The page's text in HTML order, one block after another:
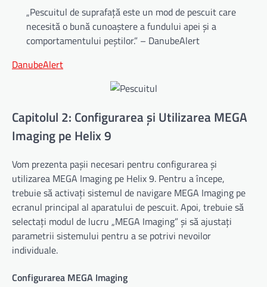
„Pescuitul de suprafață este un mod de pescuit care
necesită o bună cunoaștere a fundului apei și a
comportamentului peștilor.” – DanubeAlert
DanubeAlert
Capitolul 2: Configurarea și Utilizarea MEGA
Imaging pe Helix 9
Vom prezenta pașii necesari pentru configurarea și
utilizarea MEGA Imaging pe Helix 9. Pentru a începe,
trebuie să activați sistemul de navigare MEGA Imaging pe
ecranul principal al aparatului de pescuit. Apoi, trebuie să
selectați modul de lucru „MEGA Imaging” și să ajustați
parametrii sistemului pentru a se potrivi nevoilor
individuale.
Configurarea MEGA Imaging